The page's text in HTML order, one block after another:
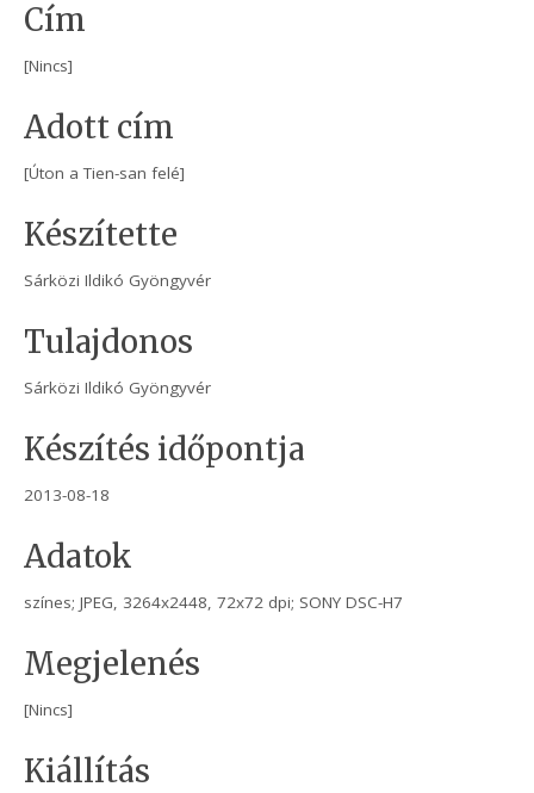
Cím
[Nincs]
Adott cím
[Úton a Tien-san felé]
Készítette
Sárközi Ildikó Gyöngyvér
Tulajdonos
Sárközi Ildikó Gyöngyvér
Készítés időpontja
2013-08-18
Adatok
színes; JPEG, 3264x2448, 72x72 dpi; SONY DSC-H7
Megjelenés
[Nincs]
Kiállítás